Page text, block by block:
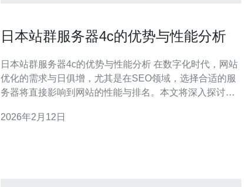
日本站群服务器4c的优势与性能分析
日本站群服务器4c的优势与性能分析 在数字化时代，网站
优化的需求与日俱增，尤其是在SEO领域，选择合适的服
务器将直接影响到网站的性能与排名。本文将深入探讨日
以下是本文的三大精华： 1. 高效的性能表现 2. 卓越的安全
2026年2月12日